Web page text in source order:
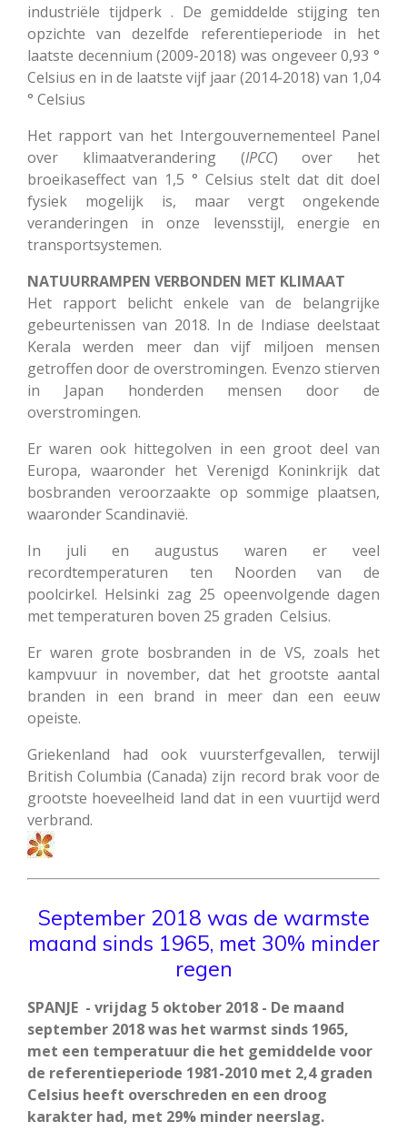
industriële tijdperk . De gemiddelde stijging ten
opzichte van dezelfde referentieperiode in het
laatste decennium (2009-2018) was ongeveer 0,93 °
Celsius en in de laatste vijf jaar (2014-2018) van 1,04
° Celsius
Het rapport van het Intergouvernementeel Panel
over klimaatverandering (IPCC) over het
broeikaseffect van 1,5 ° Celsius stelt dat dit doel
fysiek mogelijk is, maar vergt ongekende
veranderingen in onze levensstijl, energie en
transportsystemen.
NATUURRAMPEN VERBONDEN MET KLIMAAT
Het rapport belicht enkele van de belangrijke
gebeurtenissen van 2018. In de Indiase deelstaat
Kerala werden meer dan vijf miljoen mensen
getroffen door de overstromingen. Evenzo stierven
in Japan honderden mensen door de
overstromingen.
Er waren ook hittegolven in een groot deel van
Europa, waaronder het Verenigd Koninkrijk dat
bosbranden veroorzaakte op sommige plaatsen,
waaronder Scandinavië.
In juli en augustus waren er veel
recordtemperaturen ten Noorden van de
poolcirkel. Helsinki zag 25 opeenvolgende dagen
met temperaturen boven 25 graden Celsius.
Er waren grote bosbranden in de VS, zoals het
kampvuur in november, dat het grootste aantal
branden in een brand in meer dan een eeuw
opeiste.
Griekenland had ook vuursterfgevallen, terwijl
British Columbia (Canada) zijn record brak voor de
grootste hoeveelheid land dat in een vuurtijd werd
verbrand.
September 2018 was de warmste
maand sinds 1965, met 30% minder
regen
SPANJE - vrijdag 5 oktober 2018 - De maand
september 2018 was het warmst sinds 1965,
met een temperatuur die het gemiddelde voor
de referentieperiode 1981-2010 met 2,4 graden
Celsius heeft overschreden en een droog
karakter had, met 29% minder neerslag.